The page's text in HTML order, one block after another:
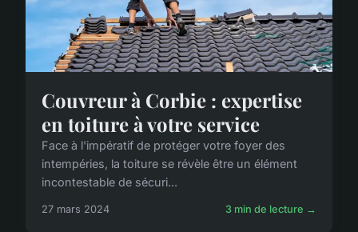
Couvreur à Corbie : expertise
en toiture à votre service
Face à l'impératif de protéger votre foyer des
intempéries, la toiture se révèle être un élément
incontestable de sécuri...
27 mars 2024 3 min de lecture →